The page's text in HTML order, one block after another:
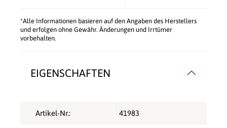
*Alle Informationen basieren auf den Angaben des Herstellers
und erfolgen ohne Gewähr. Änderungen und Irrtümer
vorbehalten.
EIGENSCHAFTEN
Artikel-Nr.: 41983